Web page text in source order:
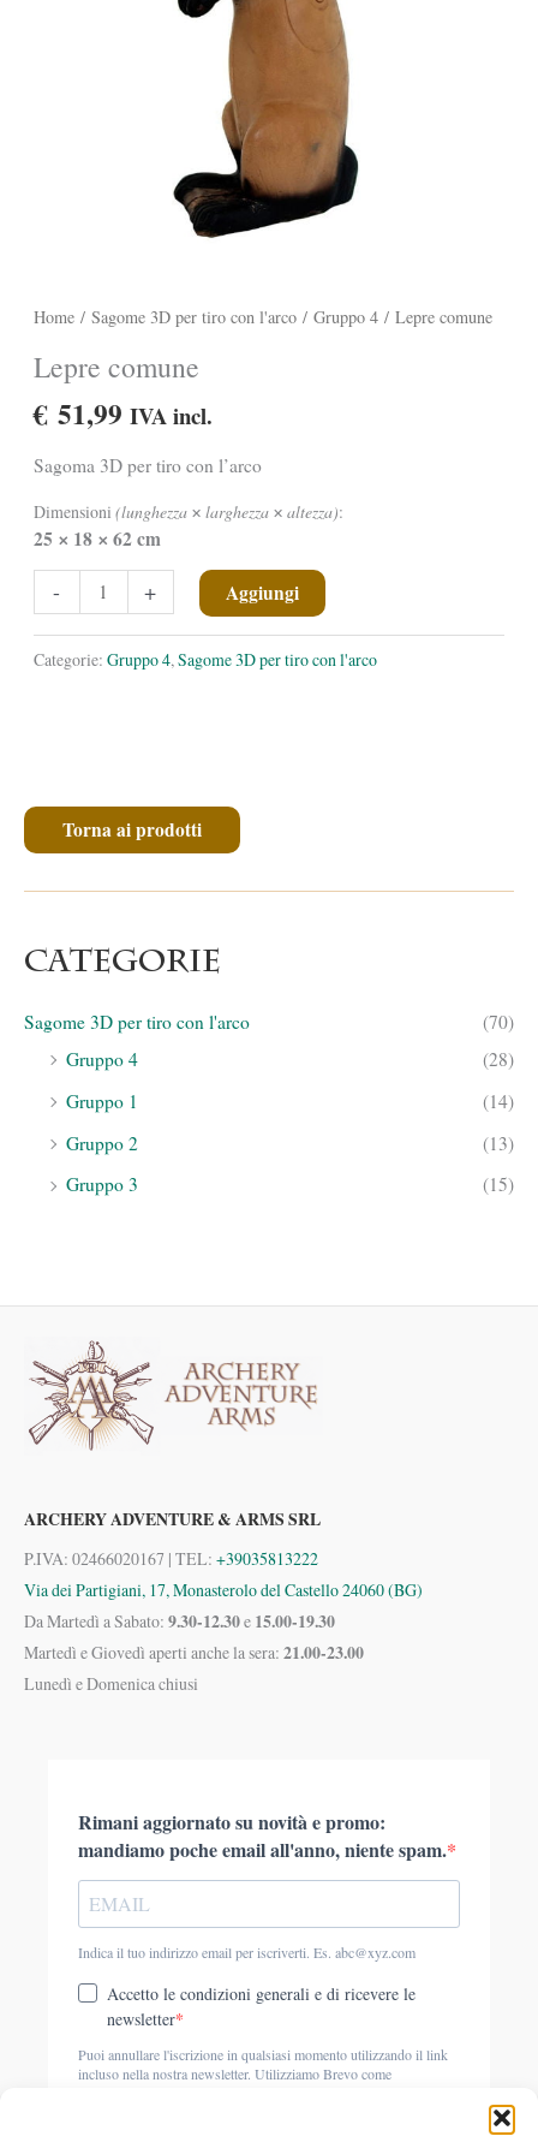
Torna ai prodotti
Categorie
Sagome 3D per tiro con l'arco
(70)
Gruppo 4
(28)
Gruppo 1
(14)
Gruppo 2
(13)
Gruppo 3
(15)
Home/ Sagome 3D per tiro con l'arco/ Gruppo 4/ Lepre comune
Lepre comune
€ 51,99 IVA incl.
Sagoma 3D per tiro con l’arco
Dimensioni (lunghezza ✕ larghezza ✕ altezza):
25 ✕ 18 ✕ 62 cm
-
comune
+ Aggiungi
Categorie: Gruppo 4,Sagome 3D per tiro con l'arco
ARCHERY ADVENTURE & ARMS SRL
P.IVA: 02466020167 | TEL: +39035813222
Via dei Partigiani, 17, Monasterolo del Castello 24060 (BG)
Da Martedì a Sabato: 9.30-12.30e 15.00-19.30
Martedì e Giovedì aperti anche la sera: 21.00-23.00
Lunedì e Domenica chiusi